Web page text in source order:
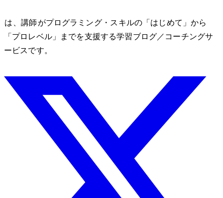
nozomono は、講師 shibomb がプログラミング・IT スキルの「はじめて」から
「プロレベル」までを支援する学習ブログ／コーチングサ
ービスです。